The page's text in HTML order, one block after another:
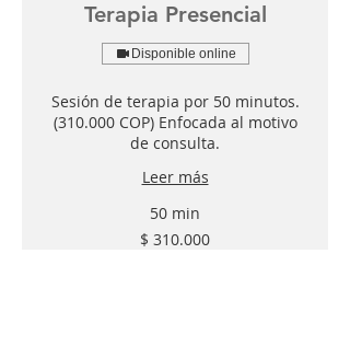
Terapia Presencial
Disponible online
Sesión de terapia por 50 minutos.
(310.000 COP) Enfocada al motivo
de consulta.
Leer más
50 min
$ 310.000